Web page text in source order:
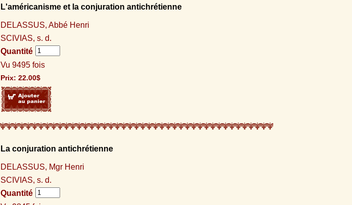
L'américanisme et la conjuration antichrétienne
DELASSUS, Abbé Henri
SCIVIAS, s. d.
Quantité
Vu 9495 fois
Prix: 22.00$
La conjuration antichrétienne
DELASSUS, Mgr Henri
SCIVIAS, s. d.
Quantité